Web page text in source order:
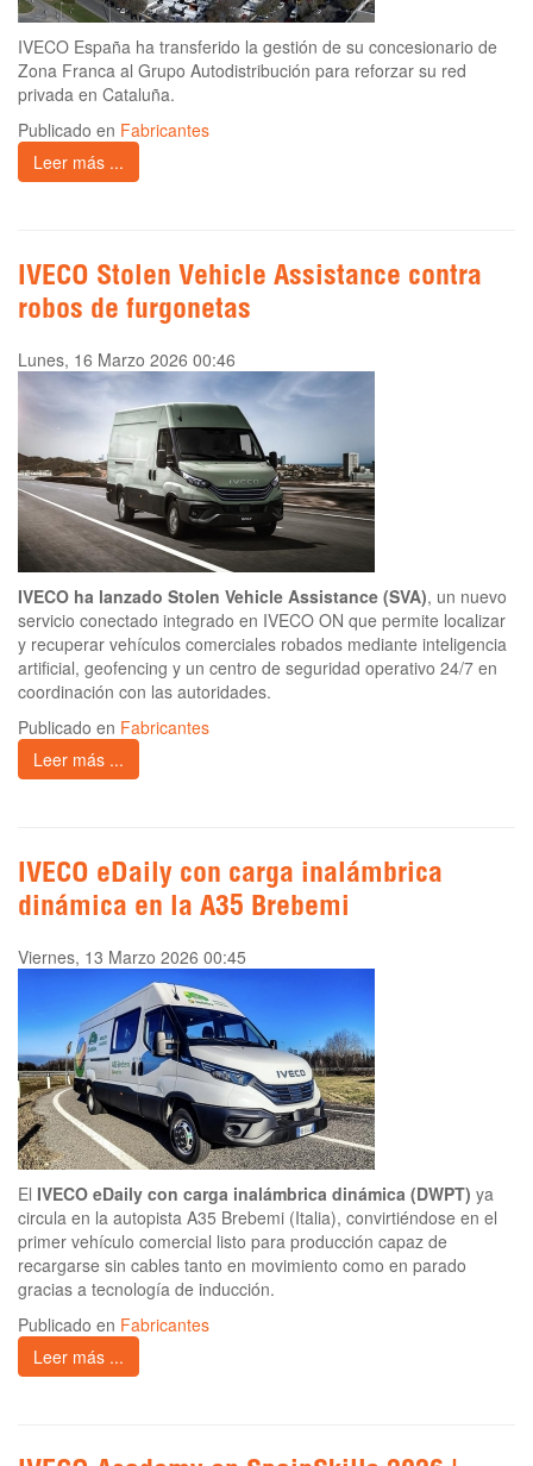
IVECO España ha transferido la gestión de su concesionario de
Zona Franca al Grupo Autodistribución para reforzar su red
privada en Cataluña.
Publicado en Fabricantes
Leer más ...
IVECO Stolen Vehicle Assistance contra
robos de furgonetas
Lunes, 16 Marzo 2026 00:46
IVECO ha lanzado Stolen Vehicle Assistance (SVA), un nuevo
servicio conectado integrado en IVECO ON que permite localizar
y recuperar vehículos comerciales robados mediante inteligencia
artificial, geofencing y un centro de seguridad operativo 24/7 en
coordinación con las autoridades.
Publicado en Fabricantes
Leer más ...
IVECO eDaily con carga inalámbrica
dinámica en la A35 Brebemi
Viernes, 13 Marzo 2026 00:45
El IVECO eDaily con carga inalámbrica dinámica (DWPT) ya
circula en la autopista A35 Brebemi (Italia), convirtiéndose en el
primer vehículo comercial listo para producción capaz de
recargarse sin cables tanto en movimiento como en parado
gracias a tecnología de inducción.
Publicado en Fabricantes
Leer más ...